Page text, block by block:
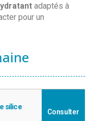
adaptés à
pour un
silice
Consulter